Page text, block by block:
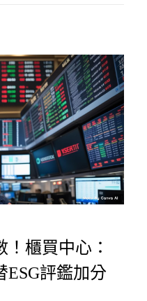
櫃買中心：
ESG評鑑加分